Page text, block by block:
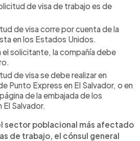
de visa de trabajo es de
de visa corre por cuenta de la
en los Estados Unidos.
el solicitante, la compañía debe
de visa se debe realizar en
Punto Express en El Salvador, o en
de la embajada de los
Salvador.
sector poblacional más afectado
de trabajo, el cónsul general